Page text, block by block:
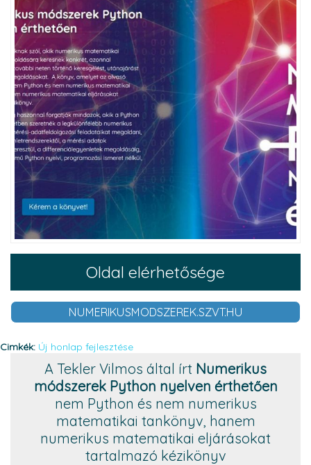
A Tekler Vilmos által írt Numerikus
módszerek Python nyelven érthetően
nem Python és nem numerikus
matematikai tankönyv, hanem
numerikus matematikai eljárásokat
tartalmazó kézikönyv
Oldal elérhetősége
NUMERIKUSMODSZEREK.SZVT.HU
Cimkék: Új honlap fejlesztése